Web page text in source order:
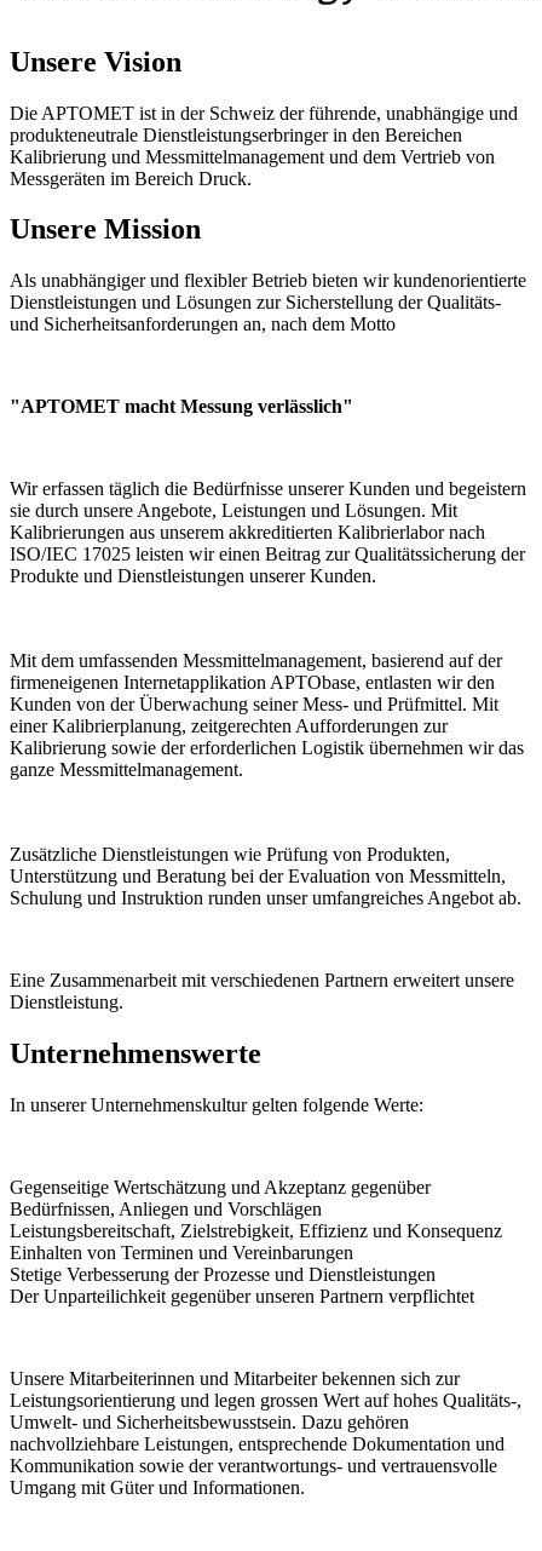
Unsere Vision
Die APTOMET ist in der Schweiz der führende, unabhängige und
produkteneutrale Dienstleistungserbringer in den Bereichen
Kalibrierung und Messmittelmanagement und dem Vertrieb von
Messgeräten im Bereich Druck.
Unsere Mission
Als unabhängiger und flexibler Betrieb bieten wir kundenorientierte
Dienstleistungen und Lösungen zur Sicherstellung der Qualitäts-
und Sicherheitsanforderungen an, nach dem Motto
"APTOMET macht Messung verlässlich"
Wir erfassen täglich die Bedürfnisse unserer Kunden und begeistern
sie durch unsere Angebote, Leistungen und Lösungen. Mit
Kalibrierungen aus unserem akkreditierten Kalibrierlabor nach
ISO/IEC 17025 leisten wir einen Beitrag zur Qualitätssicherung der
Produkte und Dienstleistungen unserer Kunden.
Mit dem umfassenden Messmittelmanagement, basierend auf der
firmeneigenen Internetapplikation APTObase, entlasten wir den
Kunden von der Überwachung seiner Mess- und Prüfmittel. Mit
einer Kalibrierplanung, zeitgerechten Aufforderungen zur
Kalibrierung sowie der erforderlichen Logistik übernehmen wir das
ganze Messmittelmanagement.
Zusätzliche Dienstleistungen wie Prüfung von Produkten,
Unterstützung und Beratung bei der Evaluation von Messmitteln,
Schulung und Instruktion runden unser umfangreiches Angebot ab.
Eine Zusammenarbeit mit verschiedenen Partnern erweitert unsere
Dienstleistung.
Unternehmenswerte
In unserer Unternehmenskultur gelten folgende Werte:
Gegenseitige Wertschätzung und Akzeptanz gegenüber
Bedürfnissen, Anliegen und Vorschlägen
Leistungsbereitschaft, Zielstrebigkeit, Effizienz und Konsequenz
Einhalten von Terminen und Vereinbarungen
Stetige Verbesserung der Prozesse und Dienstleistungen
Der Unparteilichkeit gegenüber unseren Partnern verpflichtet
Unsere Mitarbeiterinnen und Mitarbeiter bekennen sich zur
Leistungsorientierung und legen grossen Wert auf hohes Qualitäts-,
Umwelt- und Sicherheitsbewusstsein. Dazu gehören
nachvollziehbare Leistungen, entsprechende Dokumentation und
Kommunikation sowie der verantwortungs- und vertrauensvolle
Umgang mit Güter und Informationen.